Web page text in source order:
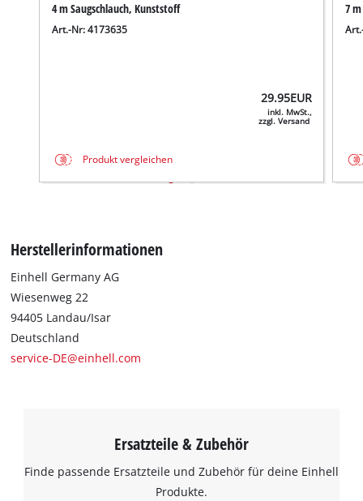
4 m Saugschlauch, Kunststoff
Art.-Nr: 4173635
29.95EUR
inkl. MwSt.,
zzgl. Versand
Produkt vergleichen
7
Herstellerinformationen
Einhell Germany AG
Wiesenweg 22
94405 Landau/Isar
Deutschland
service-DE@einhell.com
Ersatzteile & Zubehör
Finde passende Ersatzteile und Zubehör für deine Einhell
Produkte.